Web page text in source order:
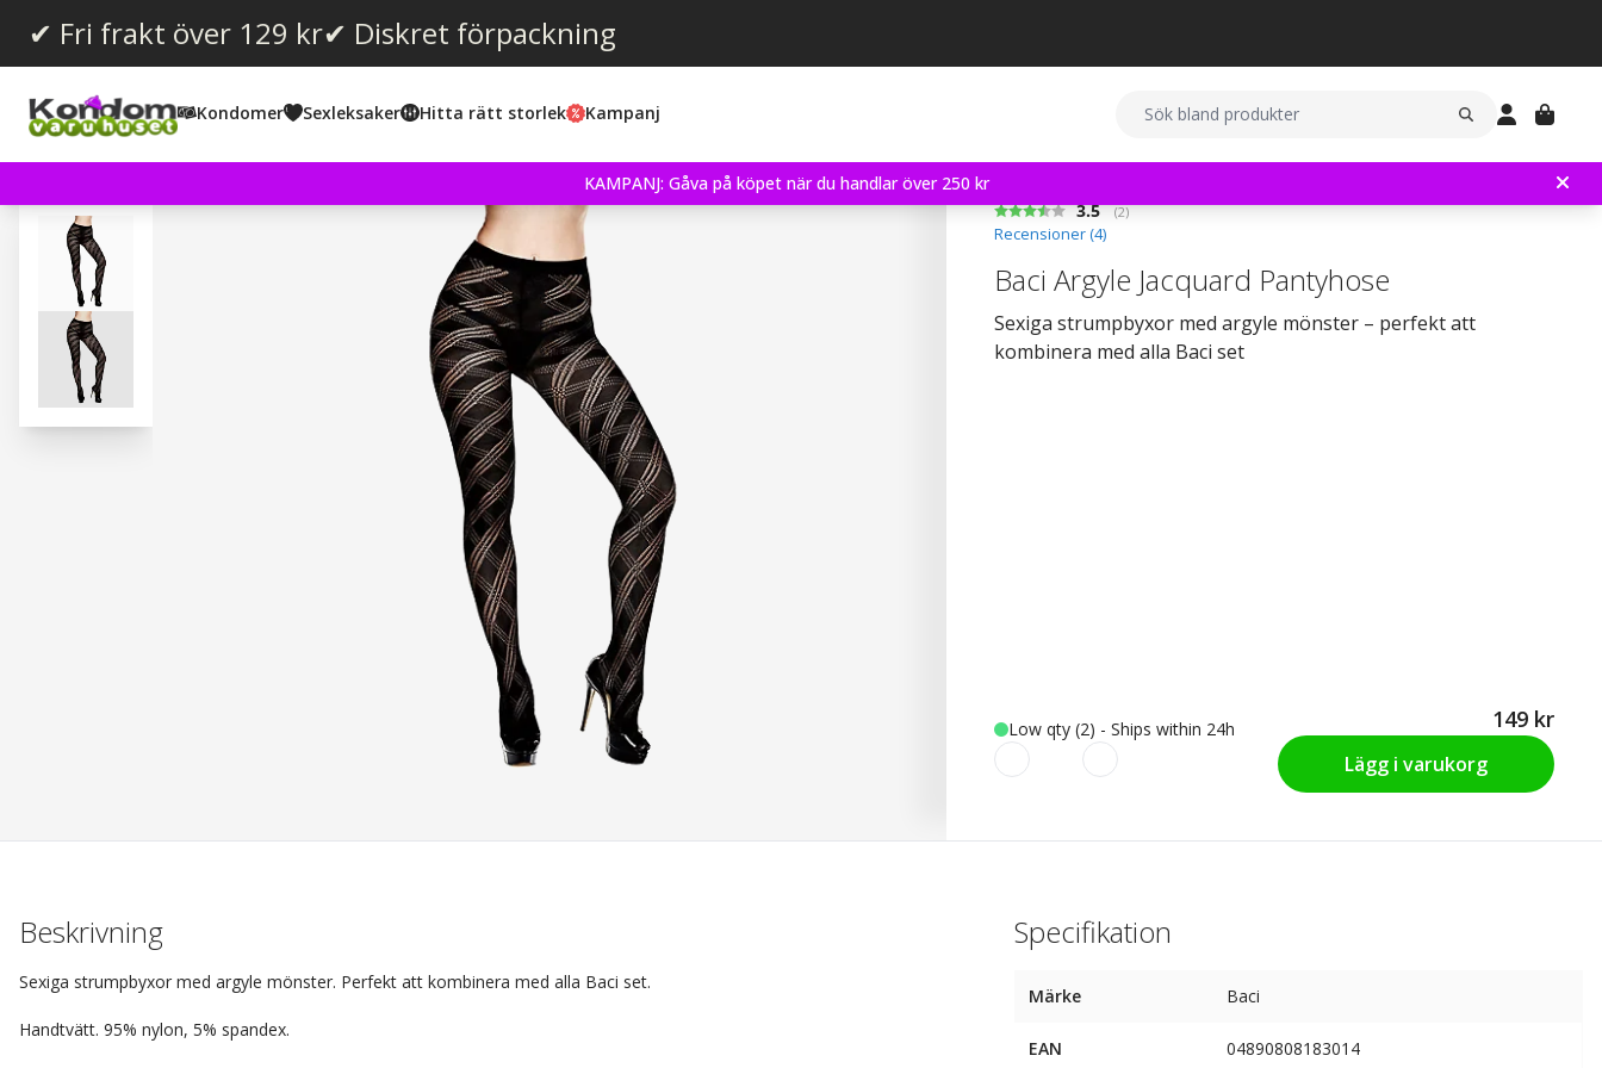
✔ Fri frakt över 129 kr✔ Diskret förpackning
Kondomer Sexleksaker Hitta rätt storlek Kampanj
KAMPANJ: Gåva på köpet när du handlar över 250 kr
Snittbetyg:
3.5 (röster:
2)
Recensioner (4)
Baci Argyle Jacquard Pantyhose
Sexiga strumpbyxor med argyle mönster – perfekt att
kombinera med alla Baci set
Low qty (2) - Ships within 24h 149 kr
Lägg i varukorg
Beskrivning
Sexiga strumpbyxor med argyle mönster. Perfekt att kombinera med alla Baci set.
Handtvätt. 95% nylon, 5% spandex.
Specifikation
Märke Baci
EAN 04890808183014